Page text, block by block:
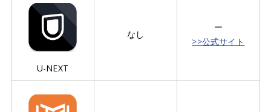
U-NEXT
なし
ー
>>公式サイト